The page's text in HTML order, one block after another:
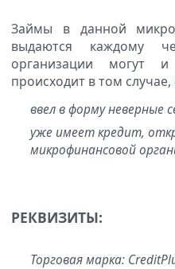
Займы в данной
выдаются каждому
организации могут
происходит в том случае,
ввел в форму неверные
уже имеет кредит,
микрофинансовой
РЕКВИЗИТЫ:
Торговая марка: